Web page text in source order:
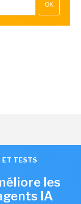
OK
ET TESTS
les
IA